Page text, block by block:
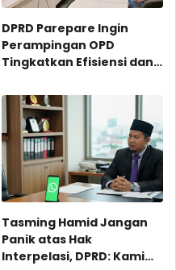
DPRD Parepare Ingin
Perampingan OPD
Tingkatkan Efisiensi dan
Tasming Hamid Jangan
Panik atas Hak
Interpelasi, DPRD: Kami